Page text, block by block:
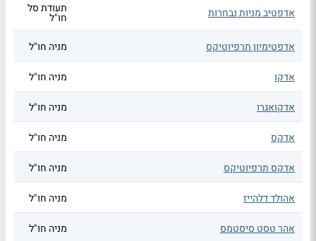
אדפטיב מניות נבחרות תעודת סל
חו"ל
אדפטימיון תרפיוטיקס
מניה חו"ל
אדקו מניה חו"ל
אדקואגרו מניה חו"ל
אדקס מניה חו"ל
אדקס תרפיוטיקס מניה חו"ל
אהולד דלהייז מניה חו"ל
אהר טסט סיסטמס מניה חו"ל